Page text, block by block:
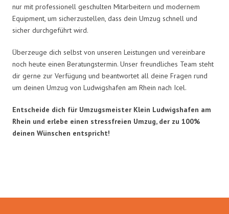
nur mit professionell geschulten Mitarbeitern und modernem
Equipment, um sicherzustellen, dass dein Umzug schnell und
sicher durchgeführt wird.
Überzeuge dich selbst von unseren Leistungen und vereinbare
noch heute einen Beratungstermin. Unser freundliches Team steht
dir gerne zur Verfügung und beantwortet all deine Fragen rund
um deinen Umzug von Ludwigshafen am Rhein nach Icel.
Entscheide dich für Umzugsmeister Klein Ludwigshafen am
Rhein und erlebe einen stressfreien Umzug, der zu 100%
deinen Wünschen entspricht!